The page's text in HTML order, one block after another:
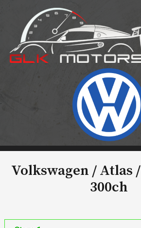
contenu
Volkswagen / Atlas /
300ch